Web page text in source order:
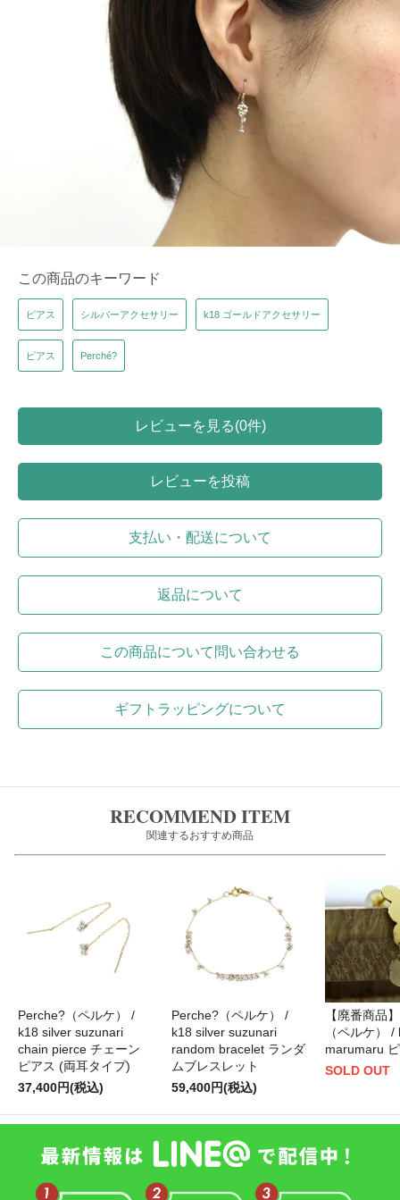
この商品のキーワード
ピアス シルバーアクセサリー k18 ゴールドアクセサリー
ピアス Perché?
レビューを見る(0件)
レビューを投稿
支払い・配送について
返品について
この商品について問い合わせる
ギフトラッピングについて
RECOMMEND ITEM
関連するおすすめ商品
Perche?（ペルケ） /
k18 silver suzunari
chain pierce チェーン
ピアス (両耳タイプ)
37,400円(税込)
Perche?（ペルケ） /
k18 silver suzunari
random bracelet ランダ
ムブレスレット
59,400円(税込)
【廃番商品
（ペルケ） /
marumaru
SOLD OUT